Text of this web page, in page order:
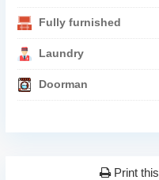
Fully furnished
Laundry
Doorman
Print this